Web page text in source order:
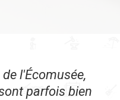
l'Écomusée,
parfois bien